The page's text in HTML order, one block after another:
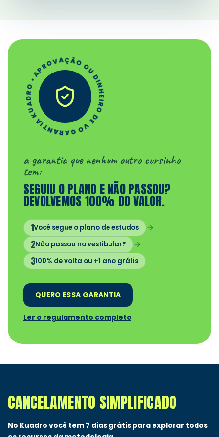
GARANTIA KUADRO • APROVAÇÃO OU DINHEIRO DE VOLTA •
a garantia que nenhum outro cursinho
tem:
SEGUIU O PLANO E NÃO PASSOU?
DEVOLVEMOS 100% DO VALOR.
1Você segue o plano de estudos
2Não passou no vestibular?
3100% de volta ou +1 ano grátis
QUERO ESSA GARANTIA
Ler o regulamento completo
CANCELAMENTO SIMPLIFICADO
No Kuadro você tem 7 dias grátis para explorar todos